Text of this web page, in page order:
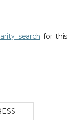
search for this